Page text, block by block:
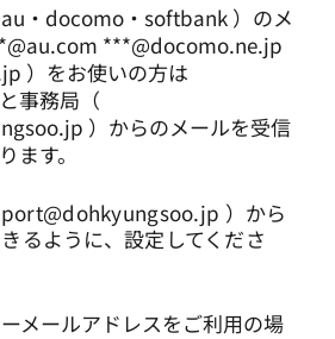
・docomo・softbank ）のメ
***@docomo.ne.jp
）をお使いの方は
事務局（
）からのメールを受信
ます。
）から
るように、設定してくださ
メールアドレスをご利用の場